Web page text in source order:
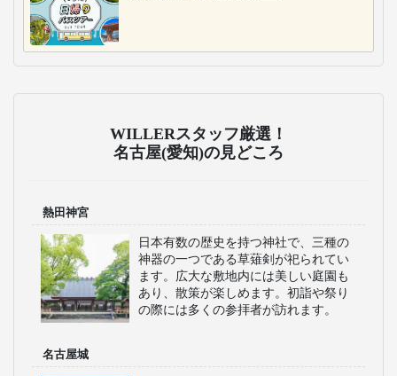
WILLERスタッフ厳選！
名古屋(愛知)の見どころ
熱田神宮
日本有数の歴史を持つ神社で、三種の
神器の一つである草薙剣が祀られてい
ます。広大な敷地内には美しい庭園も
あり、散策が楽しめます。初詣や祭り
の際には多くの参拝者が訪れます。
名古屋城